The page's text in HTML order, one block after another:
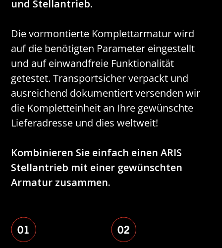
und Stellantrieb.
Die vormontierte Komplettarmatur wird
auf die benötigten Parameter eingestellt
und auf einwandfreie Funktionalität
getestet. Transportsicher verpackt und
ausreichend dokumentiert versenden wir
die Kompletteinheit an Ihre gewünschte
Lieferadresse und dies weltweit!
Kombinieren Sie einfach einen ARIS
Stellantrieb mit einer gewünschten
Armatur zusammen.